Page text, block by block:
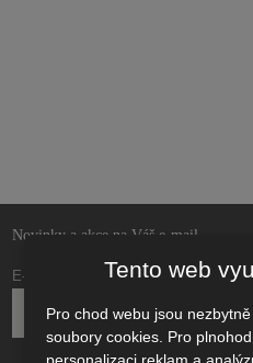
Novinky a akce na Váš e-mail
E-mail Tento web
Pro chod webu jsou
soubory cookies. Pro
personalizaci reklam a